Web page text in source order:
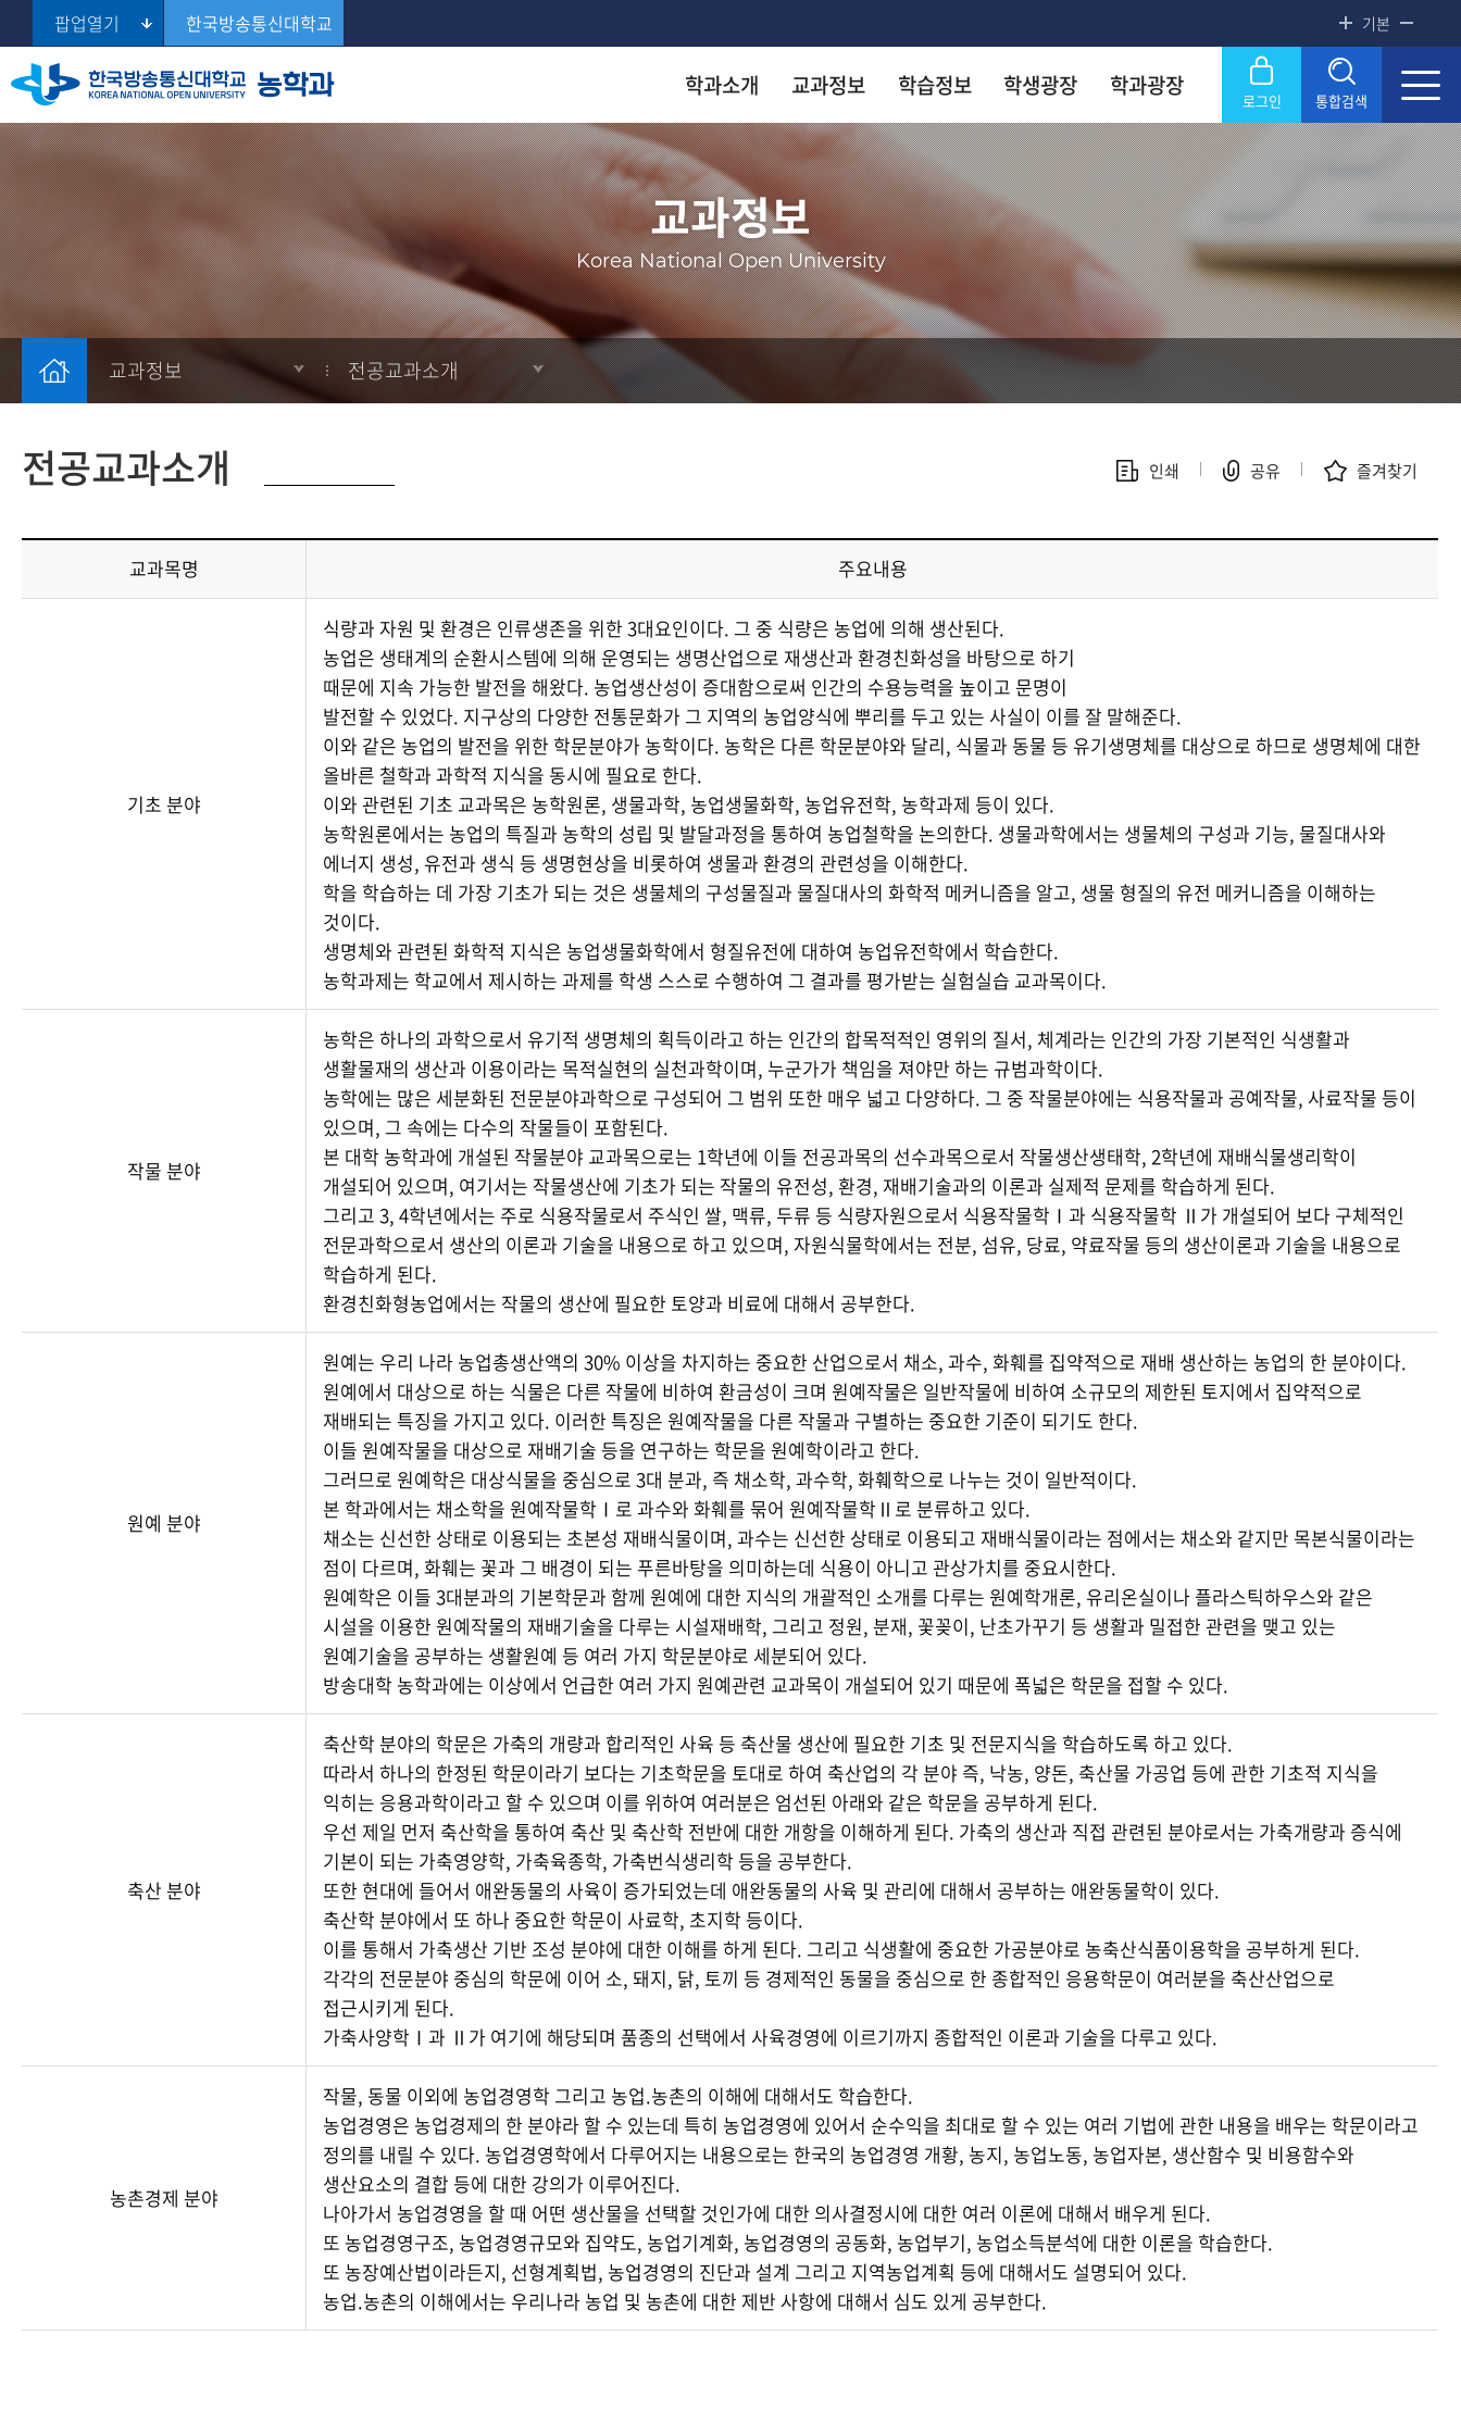
팝업열기 한국방송통신대학교 기본
학과소개
교육목표 및 연혁
교수진 소개
학과사무실
튜터소개
착한 등록금! 수준높은 4년제 국립대
KNOUSERVICE
교과정보
교과과정
전공교과소개
착한 등록금! 수준높은 4년제 국립대
KNOUSERVICE
학습정보
학습정보
학과일정
착한 등록금! 수준높은 4년제 국립대
KNOUSERVICE
학생광장
학생게시판
학생활동소개
농학과 학생회 게시판
착한 등록금! 수준높은 4년제 국립대
KNOUSERVICE
학과광장
공지사항
설문
착한 등록금! 수준높은 4년제 국립대
KNOUSERVICE
로그인 통합검색
Search 닫기
교과정보
Korea National Open University
교과정보 전공교과소개
인쇄 공유 즐겨찾기
전공교과소개
교과목명 주요내용
기초 분야
식량과 자원 및 환경은 인류생존을 위한 3대요인이다. 그 중 식량은 농업에 의해 생산된다.
농업은 생태계의 순환시스템에 의해 운영되는 생명산업으로 재생산과 환경친화성을 바탕으로 하기
때문에 지속 가능한 발전을 해왔다. 농업생산성이 증대함으로써 인간의 수용능력을 높이고 문명이
발전할 수 있었다. 지구상의 다양한 전통문화가 그 지역의 농업양식에 뿌리를 두고 있는 사실이 이를 잘 말해준다.
이와 같은 농업의 발전을 위한 학문분야가 농학이다. 농학은 다른 학문분야와 달리, 식물과 동물 등 유기생명체를 대상으로 하므로 생명체에 대한
올바른 철학과 과학적 지식을 동시에 필요로 한다.
이와 관련된 기초 교과목은 농학원론, 생물과학, 농업생물화학, 농업유전학, 농학과제 등이 있다.
농학원론에서는 농업의 특질과 농학의 성립 및 발달과정을 통하여 농업철학을 논의한다. 생물과학에서는 생물체의 구성과 기능, 물질대사와
에너지 생성, 유전과 생식 등 생명현상을 비롯하여 생물과 환경의 관련성을 이해한다.
학을 학습하는 데 가장 기초가 되는 것은 생물체의 구성물질과 물질대사의 화학적 메커니즘을 알고, 생물 형질의 유전 메커니즘을 이해하는
것이다.
생명체와 관련된 화학적 지식은 농업생물화학에서 형질유전에 대하여 농업유전학에서 학습한다.
농학과제는 학교에서 제시하는 과제를 학생 스스로 수행하여 그 결과를 평가받는 실험실습 교과목이다.
작물 분야
농학은 하나의 과학으로서 유기적 생명체의 획득이라고 하는 인간의 합목적적인 영위의 질서, 체계라는 인간의 가장 기본적인 식생활과
생활물재의 생산과 이용이라는 목적실현의 실천과학이며, 누군가가 책임을 져야만 하는 규범과학이다.
농학에는 많은 세분화된 전문분야과학으로 구성되어 그 범위 또한 매우 넓고 다양하다. 그 중 작물분야에는 식용작물과 공예작물, 사료작물 등이
있으며, 그 속에는 다수의 작물들이 포함된다.
본 대학 농학과에 개설된 작물분야 교과목으로는 1학년에 이들 전공과목의 선수과목으로서 작물생산생태학, 2학년에 재배식물생리학이
개설되어 있으며, 여기서는 작물생산에 기초가 되는 작물의 유전성, 환경, 재배기술과의 이론과 실제적 문제를 학습하게 된다.
그리고 3, 4학년에서는 주로 식용작물로서 주식인 쌀, 맥류, 두류 등 식량자원으로서 식용작물학Ⅰ과 식용작물학 Ⅱ가 개설되어 보다 구체적인
전문과학으로서 생산의 이론과 기술을 내용으로 하고 있으며, 자원식물학에서는 전분, 섬유, 당료, 약료작물 등의 생산이론과 기술을 내용으로
학습하게 된다.
환경친화형농업에서는 작물의 생산에 필요한 토양과 비료에 대해서 공부한다.
원예 분야
원예는 우리 나라 농업총생산액의 30% 이상을 차지하는 중요한 산업으로서 채소, 과수, 화훼를 집약적으로 재배 생산하는 농업의 한 분야이다.
원예에서 대상으로 하는 식물은 다른 작물에 비하여 환금성이 크며 원예작물은 일반작물에 비하여 소규모의 제한된 토지에서 집약적으로
재배되는 특징을 가지고 있다. 이러한 특징은 원예작물을 다른 작물과 구별하는 중요한 기준이 되기도 한다.
이들 원예작물을 대상으로 재배기술 등을 연구하는 학문을 원예학이라고 한다.
그러므로 원예학은 대상식물을 중심으로 3대 분과, 즉 채소학, 과수학, 화훼학으로 나누는 것이 일반적이다.
본 학과에서는 채소학을 원예작물학Ⅰ로 과수와 화훼를 묶어 원예작물학Ⅱ로 분류하고 있다.
채소는 신선한 상태로 이용되는 초본성 재배식물이며, 과수는 신선한 상태로 이용되고 재배식물이라는 점에서는 채소와 같지만 목본식물이라는
점이 다르며, 화훼는 꽃과 그 배경이 되는 푸른바탕을 의미하는데 식용이 아니고 관상가치를 중요시한다.
원예학은 이들 3대분과의 기본학문과 함께 원예에 대한 지식의 개괄적인 소개를 다루는 원예학개론, 유리온실이나 플라스틱하우스와 같은
시설을 이용한 원예작물의 재배기술을 다루는 시설재배학, 그리고 정원, 분재, 꽃꽂이, 난초가꾸기 등 생활과 밀접한 관련을 맺고 있는
원예기술을 공부하는 생활원예 등 여러 가지 학문분야로 세분되어 있다.
방송대학 농학과에는 이상에서 언급한 여러 가지 원예관련 교과목이 개설되어 있기 때문에 폭넓은 학문을 접할 수 있다.
축산 분야
축산학 분야의 학문은 가축의 개량과 합리적인 사육 등 축산물 생산에 필요한 기초 및 전문지식을 학습하도록 하고 있다.
따라서 하나의 한정된 학문이라기 보다는 기초학문을 토대로 하여 축산업의 각 분야 즉, 낙농, 양돈, 축산물 가공업 등에 관한 기초적 지식을
익히는 응용과학이라고 할 수 있으며 이를 위하여 여러분은 엄선된 아래와 같은 학문을 공부하게 된다.
우선 제일 먼저 축산학을 통하여 축산 및 축산학 전반에 대한 개항을 이해하게 된다. 가축의 생산과 직접 관련된 분야로서는 가축개량과 증식에
기본이 되는 가축영양학, 가축육종학, 가축번식생리학 등을 공부한다.
또한 현대에 들어서 애완동물의 사육이 증가되었는데 애완동물의 사육 및 관리에 대해서 공부하는 애완동물학이 있다.
축산학 분야에서 또 하나 중요한 학문이 사료학, 초지학 등이다.
이를 통해서 가축생산 기반 조성 분야에 대한 이해를 하게 된다. 그리고 식생활에 중요한 가공분야로 농축산식품이용학을 공부하게 된다.
각각의 전문분야 중심의 학문에 이어 소, 돼지, 닭, 토끼 등 경제적인 동물을 중심으로 한 종합적인 응용학문이 여러분을 축산산업으로
접근시키게 된다.
가축사양학Ⅰ과 Ⅱ가 여기에 해당되며 품종의 선택에서 사육경영에 이르기까지 종합적인 이론과 기술을 다루고 있다.
농촌경제 분야
작물, 동물 이외에 농업경영학 그리고 농업.농촌의 이해에 대해서도 학습한다.
농업경영은 농업경제의 한 분야라 할 수 있는데 특히 농업경영에 있어서 순수익을 최대로 할 수 있는 여러 기법에 관한 내용을 배우는 학문이라고
정의를 내릴 수 있다. 농업경영학에서 다루어지는 내용으로는 한국의 농업경영 개황, 농지, 농업노동, 농업자본, 생산함수 및 비용함수와
생산요소의 결합 등에 대한 강의가 이루어진다.
나아가서 농업경영을 할 때 어떤 생산물을 선택할 것인가에 대한 의사결정시에 대한 여러 이론에 대해서 배우게 된다.
또 농업경영구조, 농업경영규모와 집약도, 농업기계화, 농업경영의 공동화, 농업부기, 농업소득분석에 대한 이론을 학습한다.
또 농장예산법이라든지, 선형계획법, 농업경영의 진단과 설계 그리고 지역농업계획 등에 대해서도 설명되어 있다.
농업.농촌의 이해에서는 우리나라 농업 및 농촌에 대한 제반 사항에 대해서 심도 있게 공부한다.